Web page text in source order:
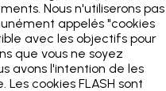
Nous n'utiliserons pas
appelés "cookies
avec les objectifs pour
que vous ne soyez
avons l'intention de les
cookies FLASH sont